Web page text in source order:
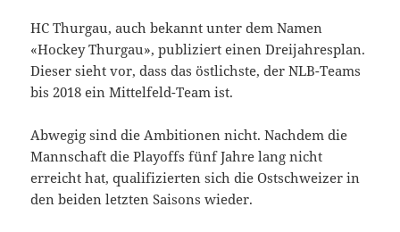
HC Thurgau, auch bekannt unter dem Namen
«Hockey Thurgau», publiziert einen Dreijahresplan.
Dieser sieht vor, dass das östlichste, der NLB-Teams
bis 2018 ein Mittelfeld-Team ist.
Abwegig sind die Ambitionen nicht. Nachdem die
Mannschaft die Playoffs fünf Jahre lang nicht
erreicht hat, qualifizierten sich die Ostschweizer in
den beiden letzten Saisons wieder.